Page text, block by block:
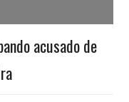
acusado de